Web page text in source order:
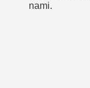
nami.